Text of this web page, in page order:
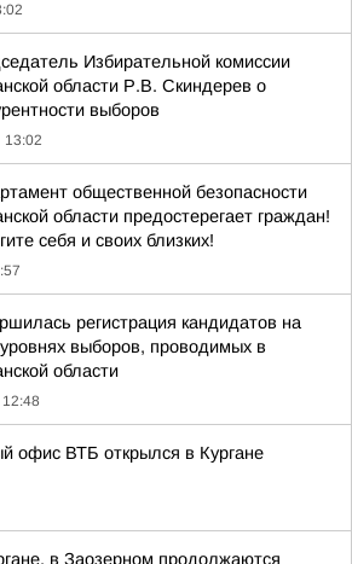
Избирательной комиссии
области Р.В. Скиндерев о
выборов
13:02
общественной безопасности
области предостерегает граждан!
себя и своих близких!
регистрация кандидатов на
выборов, проводимых в
области
12:48
офис ВТБ открылся в Кургане
в Заозерном продолжаются